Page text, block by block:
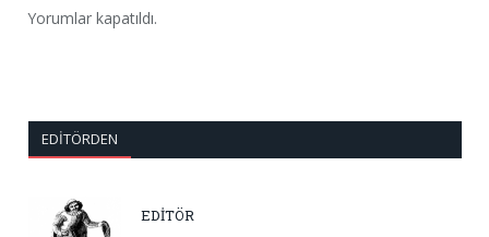
Yorumlar kapatıldı.
EDITÖRDEN
EDİTÖR